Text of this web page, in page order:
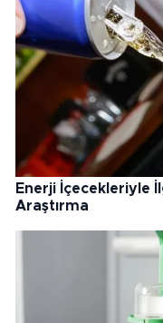
Enerji İçecekleriyle
Araştırma